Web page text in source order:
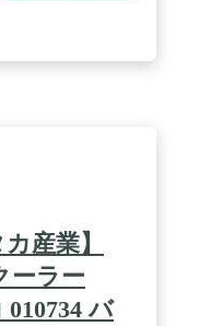
産業】
ーラー
010734 バ